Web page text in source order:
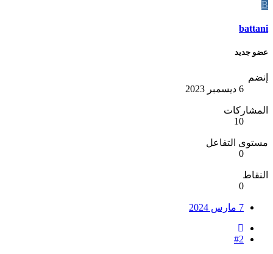
B
battani
عضو جديد
إنضم
6 ديسمبر 2023
المشاركات
10
مستوى التفاعل
0
النقاط
0
7 مارس 2024
#2